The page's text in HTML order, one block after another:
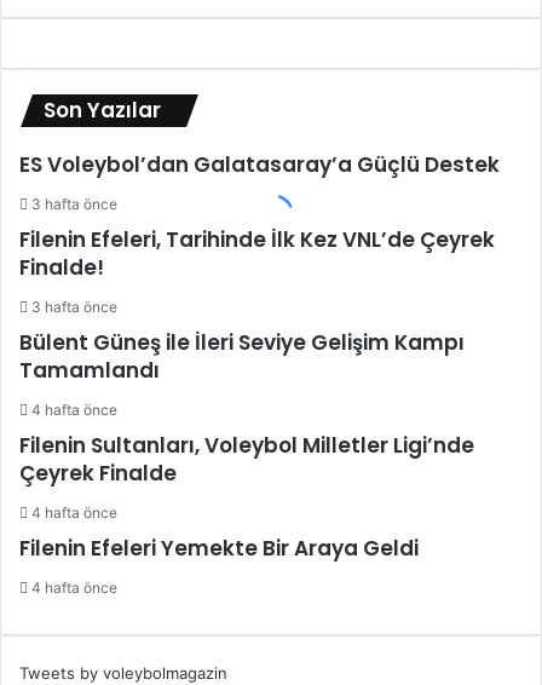
Son Yazılar
ES Voleybol’dan Galatasaray’a Güçlü Destek
3 hafta önce
Filenin Efeleri, Tarihinde İlk Kez VNL’de Çeyrek
Finalde!
3 hafta önce
Bülent Güneş ile İleri Seviye Gelişim Kampı
Tamamlandı
4 hafta önce
Filenin Sultanları, Voleybol Milletler Ligi’nde
Çeyrek Finalde
4 hafta önce
Filenin Efeleri Yemekte Bir Araya Geldi
4 hafta önce
Tweets by voleybolmagazin